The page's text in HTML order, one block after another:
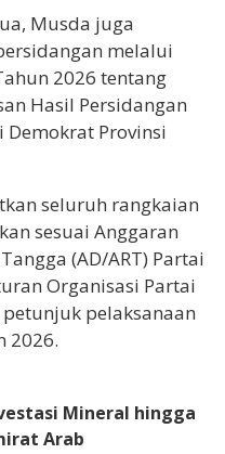
Musda juga
melalui
2026 tentang
Hasil Persidangan
Demokrat Provinsi
seluruh rangkaian
sesuai Anggaran
(AD/ART) Partai
Organisasi Partai
pelaksanaan
2026.
Mineral hingga
Arab